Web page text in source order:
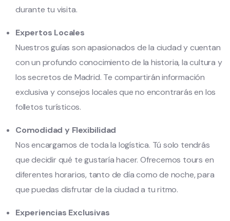
durante tu visita.
Expertos Locales
Nuestros guías son apasionados de la ciudad y cuentan
con un profundo conocimiento de la historia, la cultura y
los secretos de Madrid. Te compartirán información
exclusiva y consejos locales que no encontrarás en los
folletos turísticos.
Comodidad y Flexibilidad
Nos encargamos de toda la logística. Tú solo tendrás
que decidir qué te gustaría hacer. Ofrecemos tours en
diferentes horarios, tanto de día como de noche, para
que puedas disfrutar de la ciudad a tu ritmo.
Experiencias Exclusivas